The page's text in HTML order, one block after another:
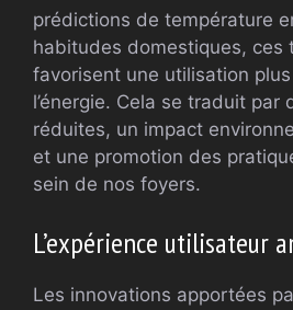
prédictions de température
habitudes domestiques, ces
favorisent une utilisation
l’énergie. Cela se traduit par
réduites, un impact
et une promotion des
sein de nos foyers.
L’expérience utilisateur
Les innovations apportées